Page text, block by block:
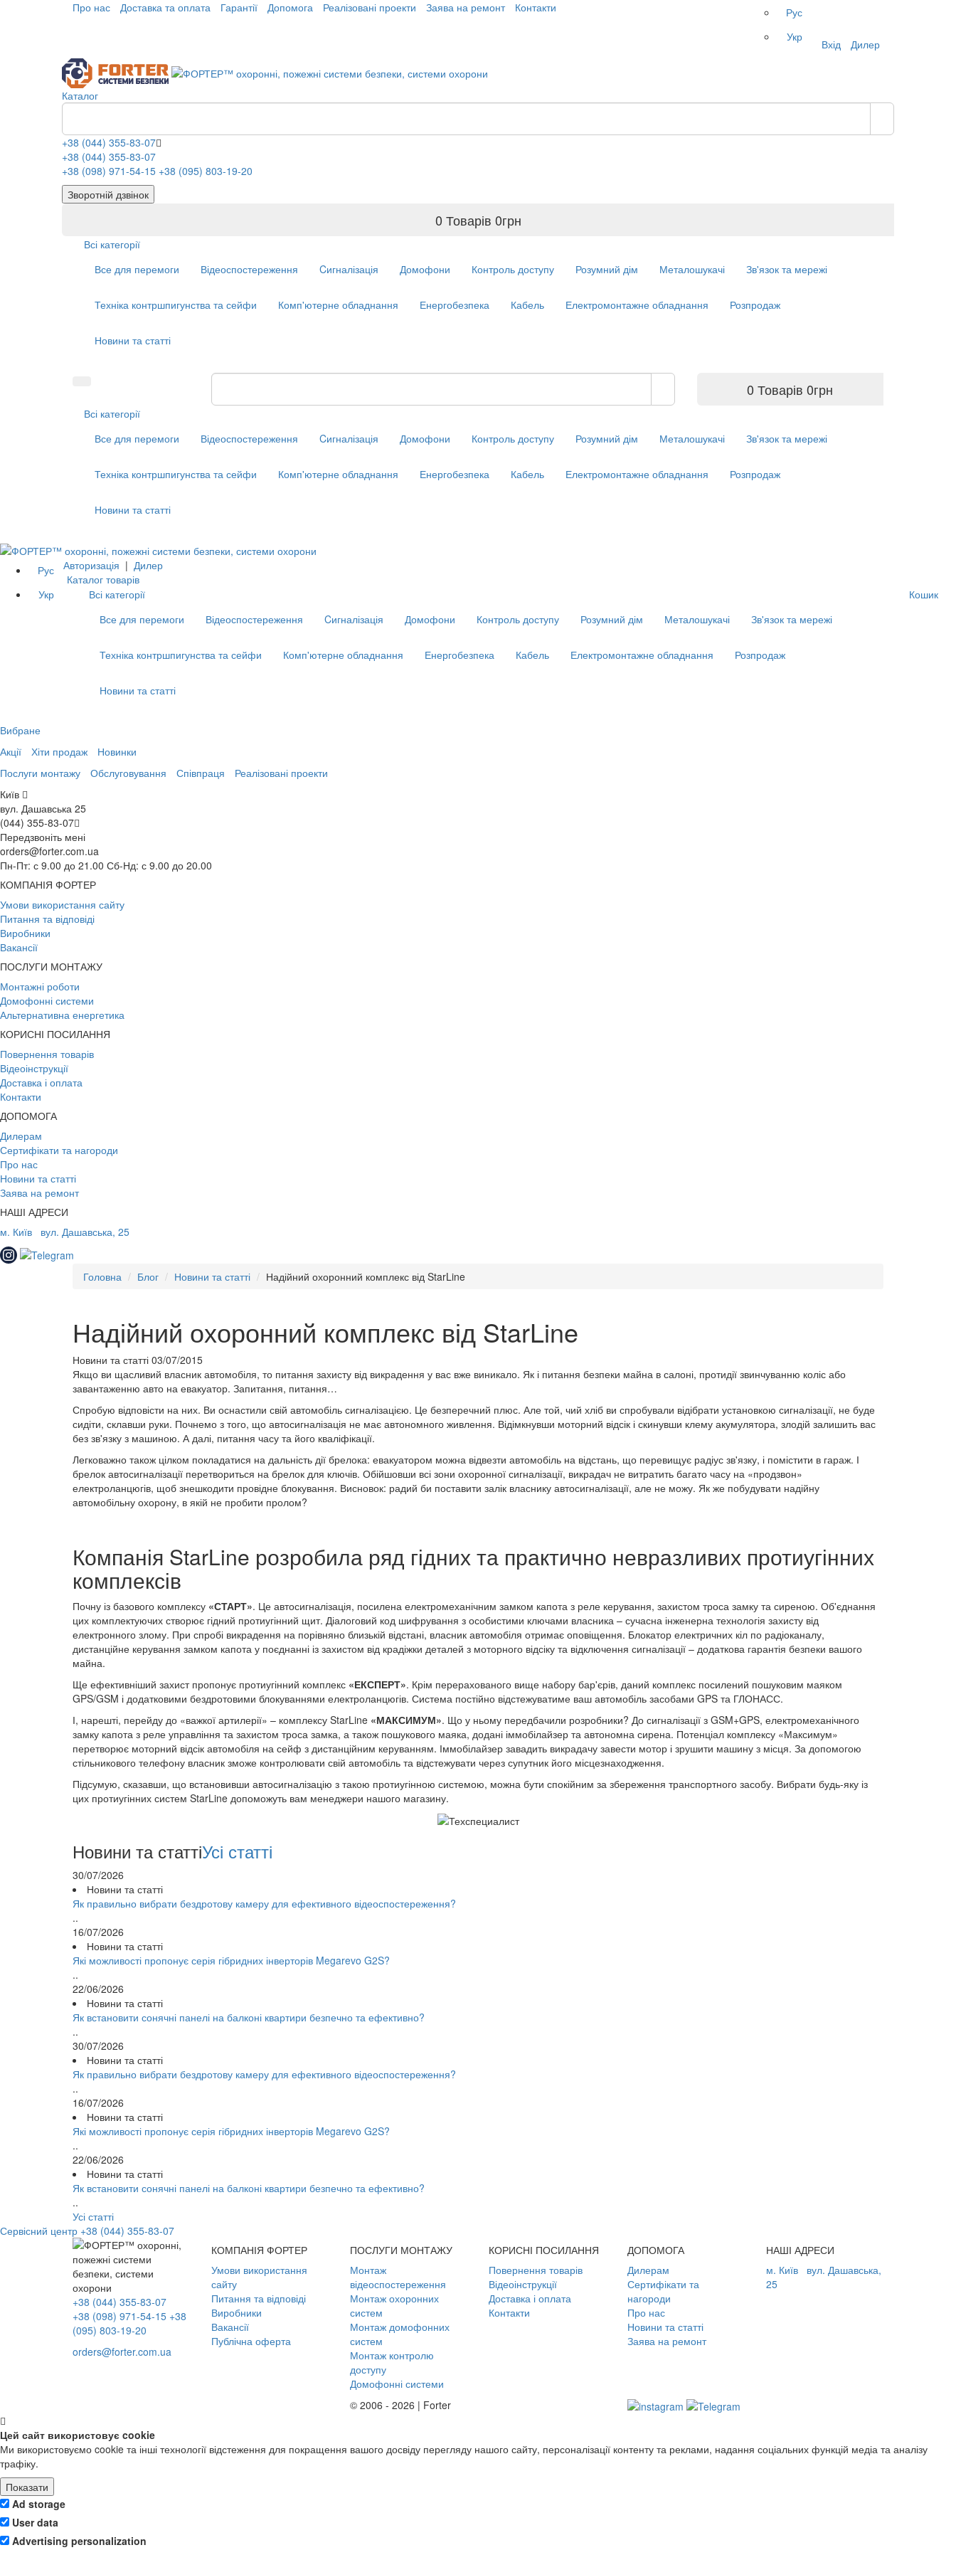
Про нас Доставка та оплата Гарантії Допомога Реалізовані проекти Заява на ремонт Контакти
Рус
Укр
Вхід Дилер
Каталог
+38 (044) 355-83-07
+38 (044) 355-83-07
+38 (098) 971-54-15 +38 (095) 803-19-20
Зворотній дзвінок
0 Товарів 0грн
Всі категорії
Все для перемоги
Відеоспостереження Cигналізація Домофони Контроль доступу Розумний дім Металошукачі Зв'язок та мережі
Техніка контршпигунства та сейфи Комп'ютерне обладнання Енергобезпека Кабель Електромонтажне обладнання Розпродаж
Новини та статті
0 Товарів 0грн
Всі категорії
Все для перемоги
Відеоспостереження Cигналізація Домофони Контроль доступу Розумний дім Металошукачі Зв'язок та мережі
Техніка контршпигунства та сейфи Комп'ютерне обладнання Енергобезпека Кабель Електромонтажне обладнання Розпродаж
Новини та статті
Рус
Укр
Авторизація | Дилер
Каталог товарів
Всі категорії
Все для перемоги
Відеоспостереження Cигналізація Домофони Контроль доступу Розумний дім Металошукачі Зв'язок та мережі
Техніка контршпигунства та сейфи Комп'ютерне обладнання Енергобезпека Кабель Електромонтажне обладнання Розпродаж
Новини та статті
Кошик
Вибране
Акції
Хіти продаж
Новинки
Послуги монтажу
Обслуговування Співпраця
Реалізовані проекти
Київ
вул. Дашавська 25
(044) 355-83-07
Передзвоніть мені
orders@forter.com.ua
Пн-Пт: с 9.00 до 21.00 Сб-Нд: с 9.00 до 20.00
КОМПАНІЯ ФОРТЕР
Умови використання сайту
Питання та відповіді
Виробники
Вакансії
ПОСЛУГИ МОНТАЖУ
Монтажні роботи
Домофонні системи
Альтернативна енергетика
КОРИСНІ ПОСИЛАННЯ
Повернення товарів
Відеоінструкції
Доставка і оплата
Контакти
ДОПОМОГА
Дилерам
Сертифікати та нагороди
Про нас
Новини та статті
Заява на ремонт
НАШІ АДРЕСИ
м. Київ
вул. Дашавська, 25
Головна Блог Новини та статті Надійний охоронний комплекс від StarLine
Надійний охоронний комплекс від StarLine
Новини та статті 03/07/2015
Якщо ви щасливий власник автомобіля, то питання захисту від викрадення у вас вже виникало. Як і питання безпеки майна в салоні, протидії звинчуванню коліс або
завантаженню авто на евакуатор. Запитання, питання…
Спробую відповісти на них. Ви оснастили свій автомобіль сигналізацією. Це безперечний плюс. Але той, чий хліб ви спробували відібрати установкою сигналізації, не буде
сидіти, склавши руки. Почнемо з того, що автосигналізація не має автономного живлення. Відімкнувши моторний відсік і скинувши клему акумулятора, злодій залишить вас
без зв'язку з машиною. А далі, питання часу та його кваліфікації.
Легковажно також цілком покладатися на дальність дії брелока: евакуатором можна відвезти автомобіль на відстань, що перевищує радіус зв'язку, і помістити в гараж. І
брелок автосигналізації перетвориться на брелок для ключів. Обійшовши всі зони охоронної сигналізації, викрадач не витратить багато часу на «продзвон»
електроланцюгів, щоб знешкодити провідне блокування. Висновок: радий би поставити залік власнику автосигналізації, але не можу. Як же побудувати надійну
автомобільну охорону, в якій не пробити пролом?
Компанія StarLine розробила ряд гідних та практично невразливих протиугінних
комплексів
Почну із базового комплексу «СТАРТ». Це автосигналізація, посилена електромеханічним замком капота з реле керування, захистом троса замку та сиреною. Об'єднання
цих комплектуючих створює гідний протиугінний щит. Діалоговий код шифрування з особистими ключами власника – сучасна інженерна технологія захисту від
електронного злому. При спробі викрадення на порівняно близькій відстані, власник автомобіля отримає оповіщення. Блокатор електричних кіл по радіоканалу,
дистанційне керування замком капота у поєднанні із захистом від крадіжки деталей з моторного відсіку та відключення сигналізації – додаткова гарантія безпеки вашого
майна.
Ще ефективніший захист пропонує протиугінний комплекс «ЕКСПЕРТ». Крім перерахованого вище набору бар'єрів, даний комплекс посилений пошуковим маяком
GPS/GSM і додатковими бездротовими блокуваннями електроланцюгів. Система постійно відстежуватиме ваш автомобіль засобами GPS та ГЛОНАСС.
І, нарешті, перейду до «важкої артилерії» – комплексу StarLine «МАКСИМУМ». Що у ньому передбачили розробники? До сигналізації з GSM+GPS, електромеханічного
замку капота з реле управління та захистом троса замка, а також пошукового маяка, додані іммобілайзер та автономна сирена. Потенціал комплексу «Максимум»
перетворює моторний відсік автомобіля на сейф з дистанційним керуванням. Іммобілайзер завадить викрадачу завести мотор і зрушити машину з місця. За допомогою
стільникового телефону власник зможе контролювати свій автомобіль та відстежувати через супутник його місцезнаходження.
Підсумую, сказавши, що встановивши автосигналізацію з такою протиугінною системою, можна бути спокійним за збереження транспортного засобу. Вибрати будь-яку із
цих протиугінних систем StarLine допоможуть вам менеджери нашого магазину.
Новини та статтіУсі статті
30/07/2026
Новини та статті
Як правильно вибрати бездротову камеру для ефективного відеоспостереження?
..
16/07/2026
Новини та статті
Які можливості пропонує серія гібридних інверторів Megarevo G2S?
..
22/06/2026
Новини та статті
Як встановити сонячні панелі на балконі квартири безпечно та ефективно?
..
30/07/2026
Новини та статті
Як правильно вибрати бездротову камеру для ефективного відеоспостереження?
..
16/07/2026
Новини та статті
Які можливості пропонує серія гібридних інверторів Megarevo G2S?
..
22/06/2026
Новини та статті
Як встановити сонячні панелі на балконі квартири безпечно та ефективно?
..
Усі статті
Сервісний центр +38 (044) 355-83-07
+38 (044) 355-83-07
+38 (098) 971-54-15 +38
(095) 803-19-20
orders@forter.com.ua
КОМПАНІЯ ФОРТЕР
Умови використання
сайту
Питання та відповіді
Виробники
Вакансії
Публічна оферта
ПОСЛУГИ МОНТАЖУ
Монтаж
відеоспостереження
Монтаж охоронних
систем
Монтаж домофонних
систем
Монтаж контролю
доступу
Домофонні системи
КОРИСНІ ПОСИЛАННЯ
Повернення товарів
Відеоінструкції
Доставка і оплата
Контакти
ДОПОМОГА
Дилерам
Сертифікати та
нагороди
Про нас
Новини та статті
Заява на ремонт
НАШІ АДРЕСИ
м. Київ
вул. Дашавська,
25
© 2006 - 2026 | Forter
Цей сайт використовує cookie
Ми використовуємо cookie та інші технології відстеження для покращення вашого досвіду перегляду нашого сайту, персоналізації контенту та реклами, надання соціальних функцій медіа та аналізу
трафіку.
Показати
Ad storage
User data
Advertising personalization